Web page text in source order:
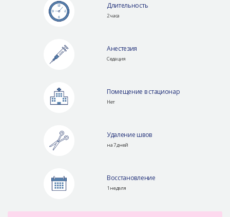
Длительность
2 часа
Анестезия
Седация
Помещение в стационар
Нет
Удаление швов
на 7 дней
Восстановление
1 неделя